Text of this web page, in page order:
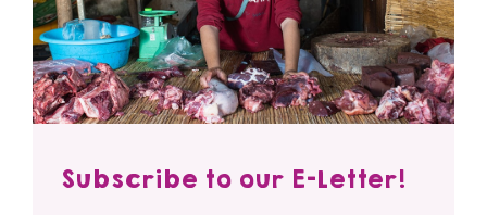
Subscribe to our E-Letter!